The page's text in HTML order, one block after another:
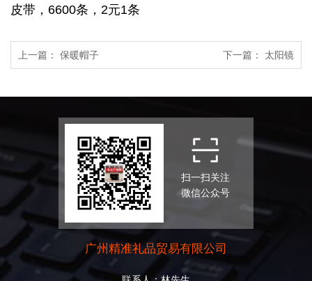
皮带，6600条，2元1条
上一篇： 保暖帽子 下一篇： 太阳镜
扫一扫关注
微信公众号
广州精准礼品贸易有限公司